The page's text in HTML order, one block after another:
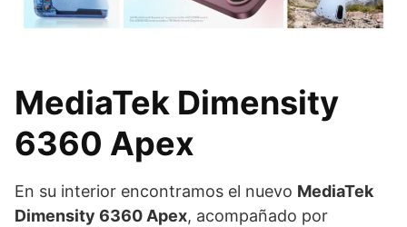
MediaTek Dimensity
6360 Apex
En su interior encontramos el nuevo MediaTek
Dimensity 6360 Apex, acompañado por